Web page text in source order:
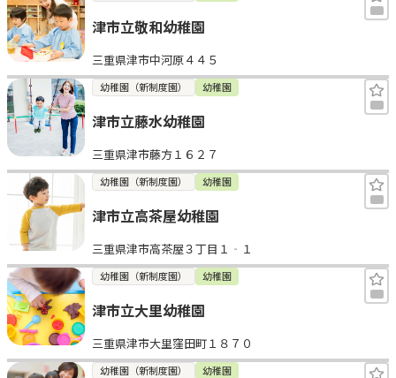
津市立敬和幼稚園
三重県津市中河原４４５
幼稚園（新制度園） 幼稚園
津市立藤水幼稚園
三重県津市藤方１６２７
幼稚園（新制度園） 幼稚園
津市立高茶屋幼稚園
三重県津市高茶屋３丁目１‐１
幼稚園（新制度園） 幼稚園
津市立大里幼稚園
三重県津市大里窪田町１８７０
幼稚園（新制度園） 幼稚園